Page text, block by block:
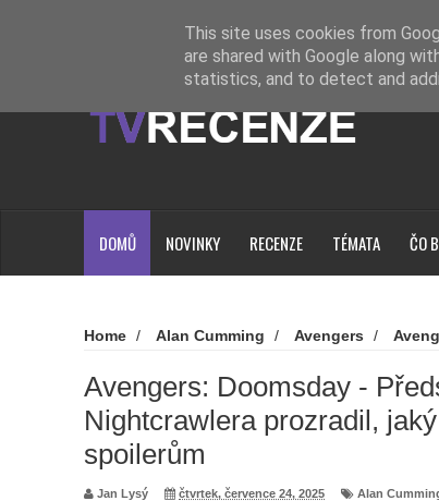
Loading...
DOMŮ NOVINKY RECENZE TÉMATA ČO
Home / Alan Cumming / Avengers /
Představitel x-menovského Nightcrawlera prozradil,
Avengers: Doomsday -
Nightcrawlera prozradil,
spoilerům
Jan Lysý čtvrtek, července 24, 2025 Alan
This site uses cookies from
are shared with Google along
statistics, and to detect and